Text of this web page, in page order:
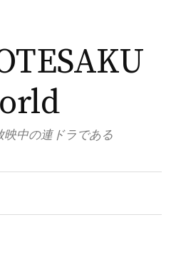
映中の連ドラである
Search